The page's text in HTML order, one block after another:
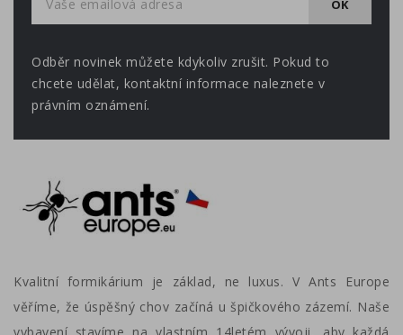
Odběr novinek můžete kdykoliv zrušit. Pokud to
chcete udělat, kontaktní informace naleznete v
právním oznámení.
Kvalitní formikárium je základ, ne luxus. V Ants Europe
věříme, že úspěšný chov začíná u špičkového zázemí. Naše